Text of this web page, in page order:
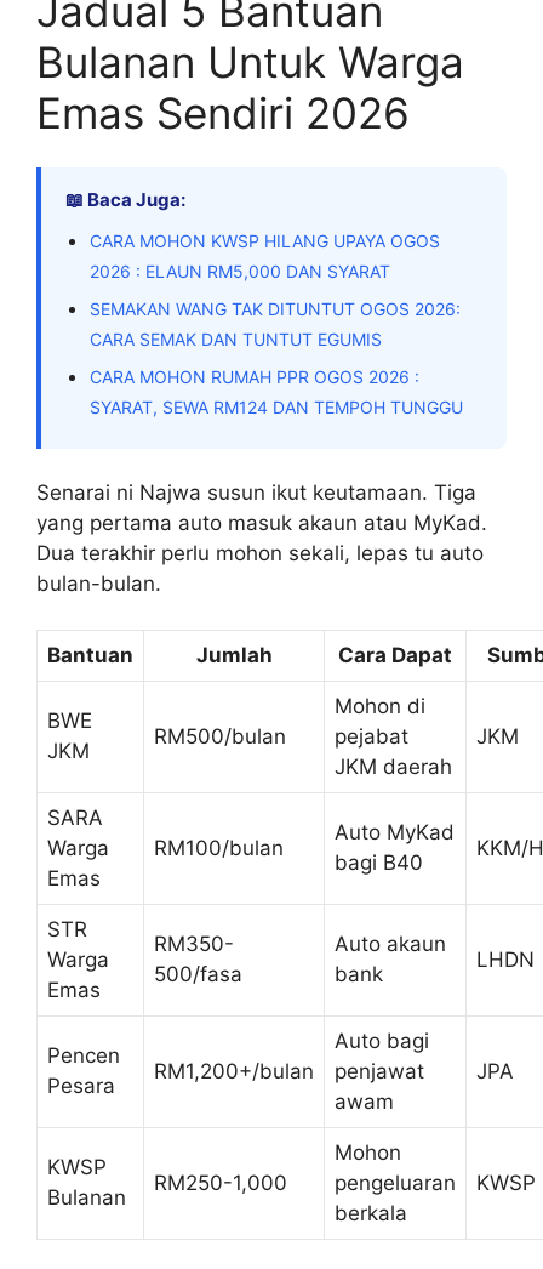
Jadual 5 Bantuan
Bulanan Untuk Warga
Emas Sendiri 2026
📖 Baca Juga:
CARA MOHON KWSP HILANG UPAYA OGOS
2026 : ELAUN RM5,000 DAN SYARAT
SEMAKAN WANG TAK DITUNTUT OGOS 2026:
CARA SEMAK DAN TUNTUT EGUMIS
CARA MOHON RUMAH PPR OGOS 2026 :
SYARAT, SEWA RM124 DAN TEMPOH TUNGGU
Senarai ni Najwa susun ikut keutamaan. Tiga
yang pertama auto masuk akaun atau MyKad.
Dua terakhir perlu mohon sekali, lepas tu auto
bulan-bulan.
Bantuan Jumlah Cara Dapat
BWE
JKM
RM500/bulan
Mohon di
pejabat
JKM daerah
JKM
SARA
Warga
Emas
RM100/bulan
Auto MyKad
bagi B40
KKM/
STR
Warga
Emas
RM350-
500/fasa
Auto akaun
bank
LHDN
Pencen
Pesara
RM1,200+/bulan
Auto bagi
penjawat
awam
JPA
KWSP
Bulanan
RM250-1,000
Mohon
pengeluaran
berkala
KWSP